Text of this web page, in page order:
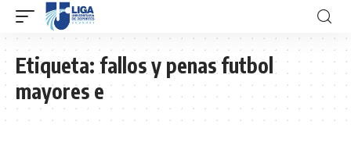
Etiqueta:fallos y penas futbol
mayores e